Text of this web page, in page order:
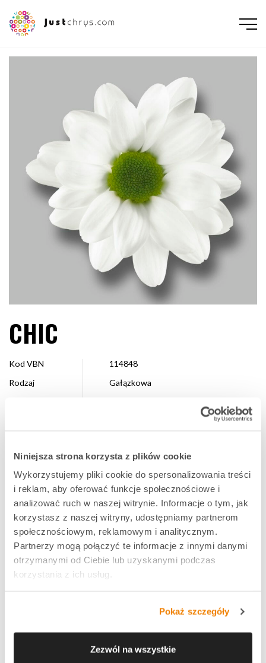
Niniejsza strona korzysta z plików cookie
Wykorzystujemy pliki cookie do spersonalizowania treści
i reklam, aby oferować funkcje społecznościowe i
analizować ruch w naszej witrynie. Informacje o tym, jak
korzystasz z naszej witryny, udostępniamy partnerom
społecznościowym, reklamowym i analitycznym.
Partnerzy mogą połączyć te informacje z innymi danymi
otrzymanymi od Ciebie lub uzyskanymi podczas
korzystania z ich usług.
Pokaż szczegóły
Zezwól na wszystkie
NEDERLANDS DEUTSCH FRANÇAIS РУССКИЙ
CHIC
Kod VBN
114848
Rodzaj
Gałązkowa
Hodowca
Royal van Zanten
Dostępne
Cały sezon
ULUBIONA